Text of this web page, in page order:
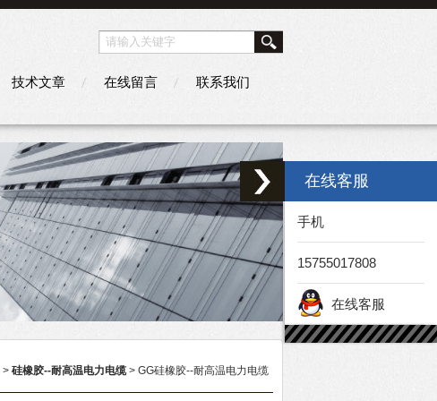
技术文章 在线留言 联系我们
> 硅橡胶--耐高温电力电缆> GG硅橡胶--耐高温电力电缆
在线客服
手机
15755017808
在线客服